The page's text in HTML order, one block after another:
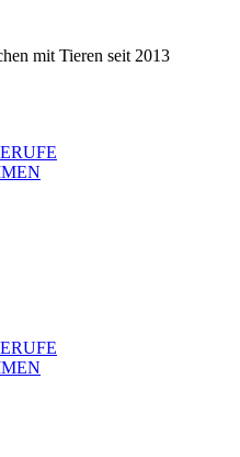
mit Tieren seit 2013